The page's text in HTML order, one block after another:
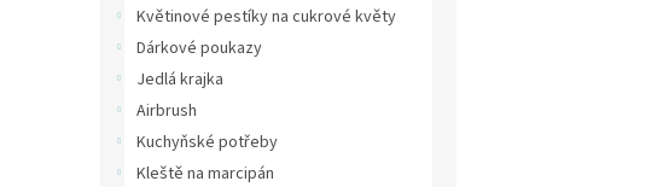
Květinové pestíky na cukrové květy
Dárkové poukazy
Jedlá krajka
Airbrush
Kuchyňské potřeby
Kleště na marcipán